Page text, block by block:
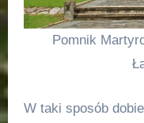
Pomnik
W taki sposób